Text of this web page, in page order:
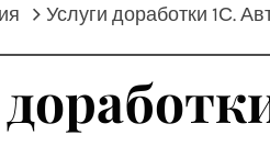
Услуги доработки 1С.